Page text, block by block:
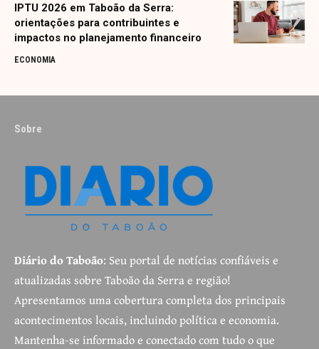
IPTU 2026 em Taboão da Serra:
orientações para contribuintes e
impactos no planejamento financeiro
ECONOMIA
Sobre
Diário do Taboão: Seu portal de notícias confiáveis e
atualizadas sobre Taboão da Serra e região!
Apresentamos uma cobertura completa dos principais
acontecimentos locais, incluindo política e economia.
Mantenha-se informado e conectado com tudo o que